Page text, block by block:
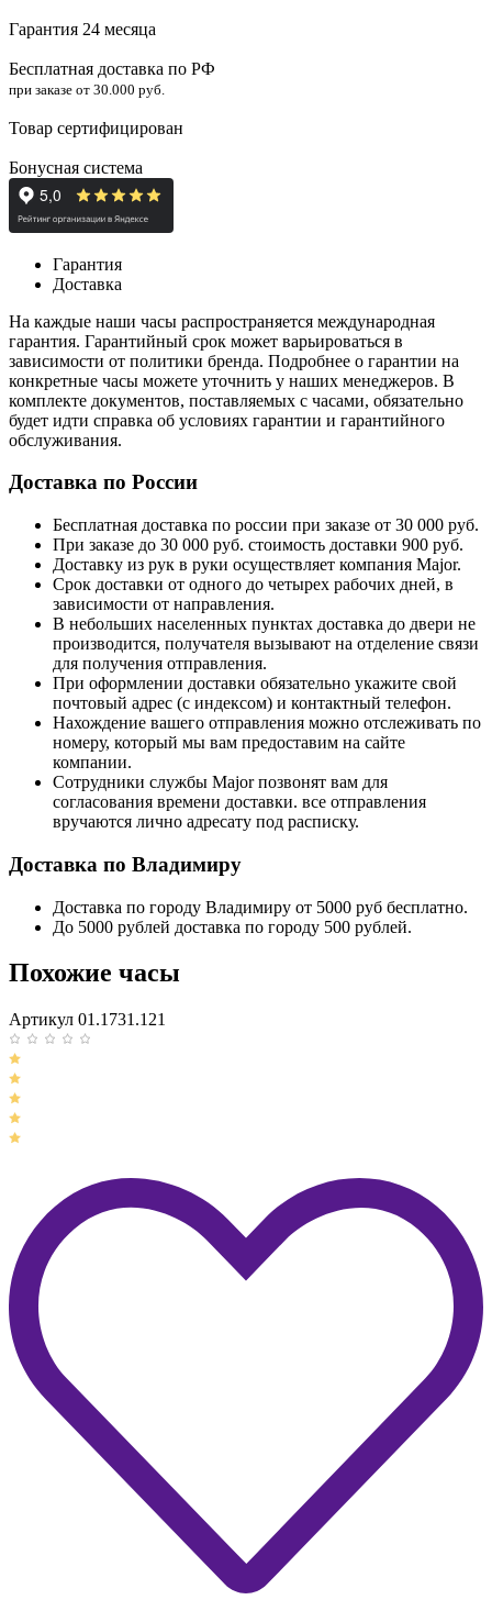
Гарантия 24 месяца
Бесплатная доставка по РФ
при заказе от 30.000 руб.
Товар сертифицирован
Бонусная система
Гарантия
Доставка
На каждые наши часы распространяется международная
гарантия. Гарантийный срок может варьироваться в
зависимости от политики бренда. Подробнее о гарантии на
конкретные часы можете уточнить у наших менеджеров. В
комплекте документов, поставляемых с часами, обязательно
будет идти справка об условиях гарантии и гарантийного
обслуживания.
Доставка по России
Бесплатная доставка по россии при заказе от 30 000 руб.
При заказе до 30 000 руб. стоимость доставки 900 руб.
Доставку из рук в руки осуществляет компания Major.
Срок доставки от одного до четырех рабочих дней, в
зависимости от направления.
В небольших населенных пунктах доставка до двери не
производится, получателя вызывают на отделение связи
для получения отправления.
При оформлении доставки обязательно укажите свой
почтовый адрес (с индексом) и контактный телефон.
Нахождение вашего отправления можно отслеживать по
номеру, который мы вам предоставим на сайте
компании.
Сотрудники службы Major позвонят вам для
согласования времени доставки. все отправления
вручаются лично адресату под расписку.
Доставка по Владимиру
Доставка по городу Владимиру от 5000 руб бесплатно.
До 5000 рублей доставка по городу 500 рублей.
Похожие часы
Артикул 01.1731.121